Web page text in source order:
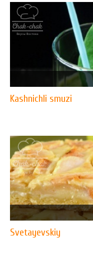
Kashnichli smuzi
Svetayevskiy